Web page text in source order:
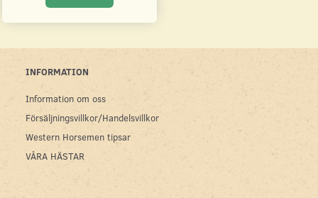
INFORMATION
Information om oss
Försäljningsvillkor/Handelsvillkor
Western Horsemen tipsar
VÅRA HÄSTAR